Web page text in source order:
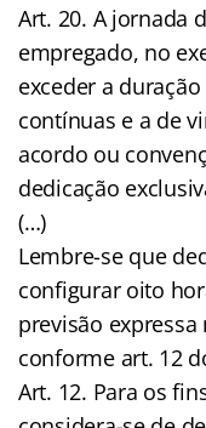
Art. 20. A jornada
empregado, no
exceder a
contínuas e a de
acordo ou
dedicação
(…)
Lembre-se que
configurar oito
previsão
conforme art. 12
Art. 12. Para os